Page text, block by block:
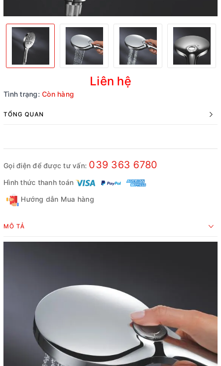
Liên hệ
Tình trạng: Còn hàng
TỔNG QUAN
Gọi điện để được tư vấn: 039 363 6780
Hình thức thanh toán
Hướng dẫn Mua hàng
MÔ TẢ